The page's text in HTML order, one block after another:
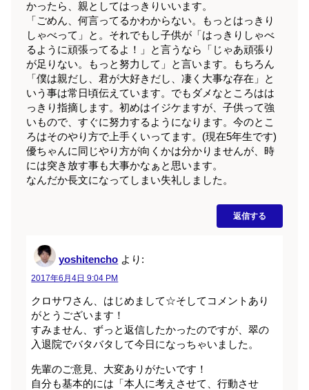
かったら、親としてはっきりいいます。
「ごめん、何言ってるかわからない。もっとはっきり
しゃべって」と。それでもし子供が「はっきりしゃべ
るように頑張ってるよ！」と言うなら「じゃあ頑張り
が足りない。もっと努力して」と言います。もちろん
「僕は親だし、君が大好きだし、凄く大事な存在」と
いう事は常日頃伝えています。でもダメなところはは
っきり指摘します。初めはイジケますが、子供って強
いもので、すぐに努力するようになります。今のとこ
ろはそのやり方で上手くいってます。(現在5年生です)
優ちゃんに同じやり方が向くかは分かりませんが、時
には突き放す事も大事かなぁと思います。
なんだか長文になってしまい失礼しました。
返信する
yoshitencho より:
2017年6月4日 9:04 PM
クロサワさん、はじめまして☆そしてコメントあり
がとうございます！
すみません、ずっと返信したかったのですが、翠の
入退院でバタバタして今日になっちゃいました。
先輩のご意見、大変ありがたいです！
自分も基本的には「本人に考えさせて、行動させ